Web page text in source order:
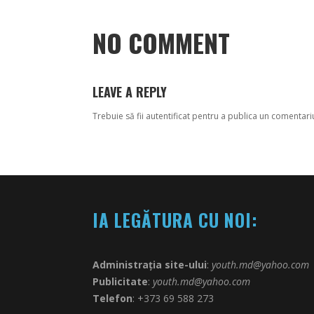
NO COMMENT
LEAVE A REPLY
Trebuie să fii autentificat pentru a publica un
IA LEGĂTURA CU NOI:
Administrația site-ului: youth.md@yahoo.com
Publicitate: youth.md@yahoo.com
Telefon: +373 69 588 273